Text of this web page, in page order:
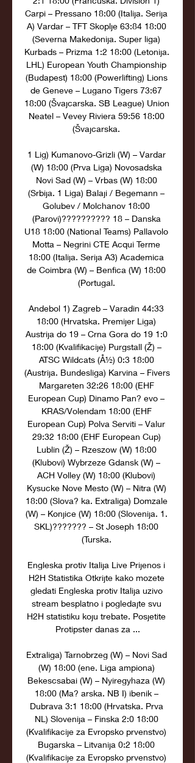
Carpi – Pressano 18:00 (Italija. Serija
A) Vardar – TFT Skoplje 63:84 18:00
(Severna Makedonija. Super liga)
Kurbads – Prizma 1:2 18:00 (Letonija.
LHL) European Youth Championship
(Budapest) 18:00 (Powerlifting) Lions
de Geneve – Lugano Tigers 73:67
18:00 (Švajcarska. SB League) Union
Neatel – Vevey Riviera 59:56 18:00
(Švajcarska.
1 Lig) Kumanovo-Grizli (W) – Vardar
(W) 18:00 (Prva Liga) Novosadska
Novi Sad (W) – Vrbas (W) 18:00
(Srbija. 1 Liga) Balaji / Begemann –
Golubev / Molchanov 18:00
(Parovi)?????????? 18 – Danska
U18 18:00 (National Teams) Pallavolo
Motta – Negrini CTE Acqui Terme
18:00 (Italija. Serija A3) Academica
de Coimbra (W) – Benfica (W) 18:00
(Portugal.
Andebol 1) Zagreb – Varadin 44:33
18:00 (Hrvatska. Premijer Liga)
Austrija do 19 – Crna Gora do 19 1:0
18:00 (Kvalifikacije) Purgstall (Ž) –
ATSC Wildcats (Å½) 0:3 18:00
(Austrija. Bundesliga) Karvina – Fivers
Margareten 32:26 18:00 (EHF
European Cup) Dinamo Pan? evo –
KRAS/Volendam 18:00 (EHF
European Cup) Polva Serviti – Valur
29:32 18:00 (EHF European Cup)
Lublin (Ž) – Rzeszow (W) 18:00
(Klubovi) Wybrzeze Gdansk (W) –
ACH Volley (W) 18:00 (Klubovi)
Kysucke Nove Mesto (W) – Nitra (W)
18:00 (Slova? ka. Extraliga) Domzale
(W) – Konjice (W) 18:00 (Slovenija. 1.
SKL)??????? – St Joseph 18:00
(Turska.
Engleska protiv Italija Live Prijenos i
H2H Statistika Otkrijte kako mozete
gledati Engleska protiv Italija uzivo
stream besplatno i pogledajte svu
H2H statistiku koju trebate. Posjetite
Protipster danas za ...
Extraliga) Tarnobrzeg (W) – Novi Sad
(W) 18:00 (ene. Liga ampiona)
Bekescsabai (W) – Nyiregyhaza (W)
18:00 (Ma? arska. NB I) ibenik –
Dubrava 3:1 18:00 (Hrvatska. Prva
NL) Slovenija – Finska 2:0 18:00
(Kvalifikacije za Evropsko prvenstvo)
Bugarska – Litvanija 0:2 18:00
(Kvalifikacije za Evropsko prvenstvo)